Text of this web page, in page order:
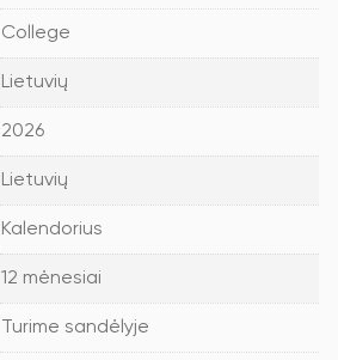
College
Lietuvių
2026
Lietuvių
Kalendorius
12 mėnesiai
Turime sandėlyje